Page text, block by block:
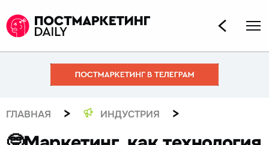
ГЛАВНАЯ > ИНДУСТРИЯ >